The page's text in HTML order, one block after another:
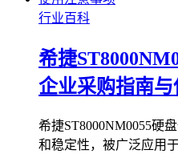
行业百科
希捷
企业采购指南
希捷ST8000NM0055硬
和稳定性，被广泛应用